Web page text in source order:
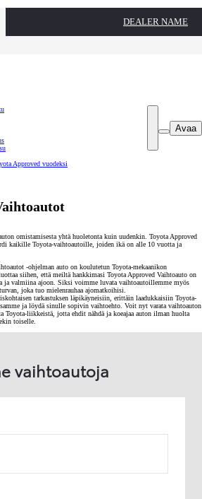
DEALER NAME
Avaa
Approved vuodeksi
omistamisesta yhtä huoletonta kuin uudenkin. Toyota Approved
kaikille Toyota-vaihtoautoille, joiden ikä on alle 10 vuotta ja
-ohjelman auto on koulutetun Toyota-mekaanikon
siihen, että meiltä hankkimasi Toyota Approved Vaihtoauto on
ja valmiina ajoon. Siksi voimme luvata vaihtoautoillemme myös
joka tuo mielenrauhaa ajomatkoihisi.
tarkastuksen läpikäyneisiin, erittäin laadukkaisiin Toyota-
ja löydä sinulle sopivin vaihtoehto. Voit nyt varata vaihtoauton
Toyota-liikkeistä, jotta ehdit nähdä ja koeajaa auton ilman huolta
toiselle.
vaihtoautoja